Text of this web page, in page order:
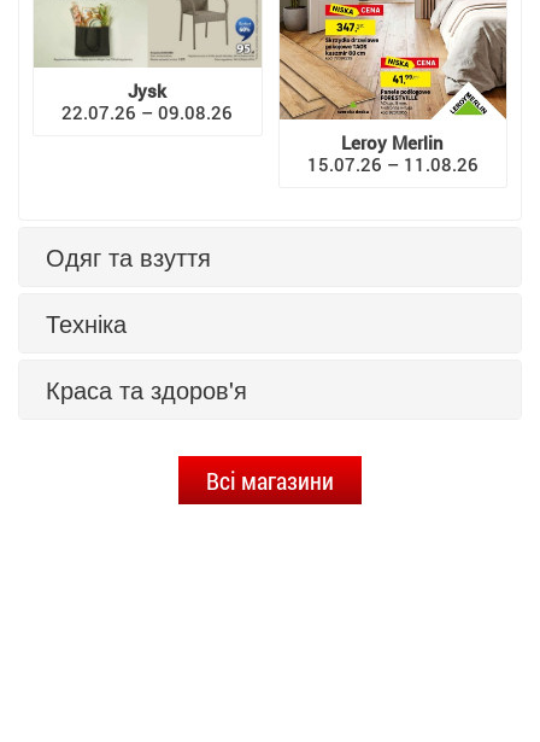
Jysk
22.07.26 – 09.08.26
Leroy Merlin
15.07.26 – 11.08.26
Одяг та взуття
Техніка
Краса та здоров'я
Всі магазини